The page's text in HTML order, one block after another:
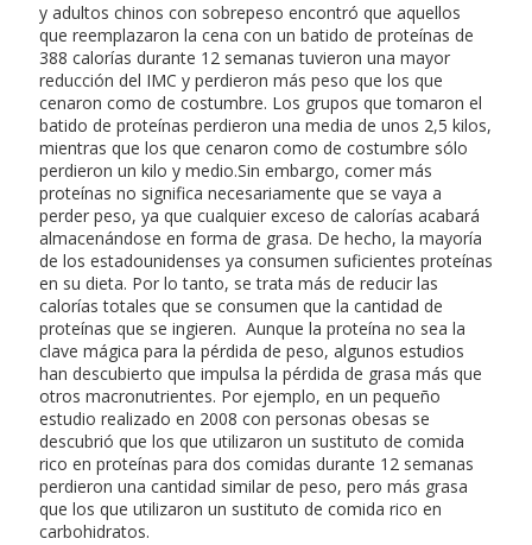
y adultos chinos con sobrepeso encontró que aquellos
que reemplazaron la cena con un batido de proteínas de
388 calorías durante 12 semanas tuvieron una mayor
reducción del IMC y perdieron más peso que los que
cenaron como de costumbre. Los grupos que tomaron el
batido de proteínas perdieron una media de unos 2,5 kilos,
mientras que los que cenaron como de costumbre sólo
perdieron un kilo y medio.Sin embargo, comer más
proteínas no significa necesariamente que se vaya a
perder peso, ya que cualquier exceso de calorías acabará
almacenándose en forma de grasa. De hecho, la mayoría
de los estadounidenses ya consumen suficientes proteínas
en su dieta. Por lo tanto, se trata más de reducir las
calorías totales que se consumen que la cantidad de
proteínas que se ingieren. Aunque la proteína no sea la
clave mágica para la pérdida de peso, algunos estudios
han descubierto que impulsa la pérdida de grasa más que
otros macronutrientes. Por ejemplo, en un pequeño
estudio realizado en 2008 con personas obesas se
descubrió que los que utilizaron un sustituto de comida
rico en proteínas para dos comidas durante 12 semanas
perdieron una cantidad similar de peso, pero más grasa
que los que utilizaron un sustituto de comida rico en
carbohidratos.